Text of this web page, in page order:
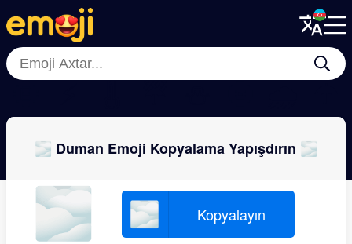
Menu
Close
Menu
Close
🌫 Duman Emoji Kopyalama Yapışdırın 🌫
🌫 🌫 Kopyalayın